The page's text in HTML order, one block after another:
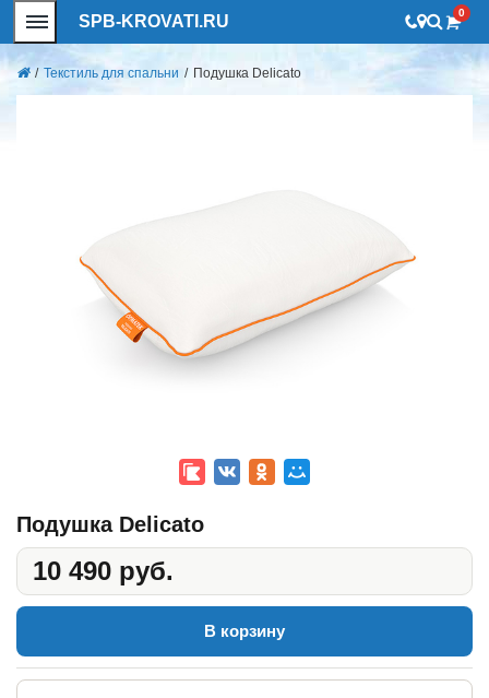
SPB-KROVATI.RU 0
/ Текстиль для спальни / Подушка Delicato
Подушка Delicato
10 490 руб.
В корзину